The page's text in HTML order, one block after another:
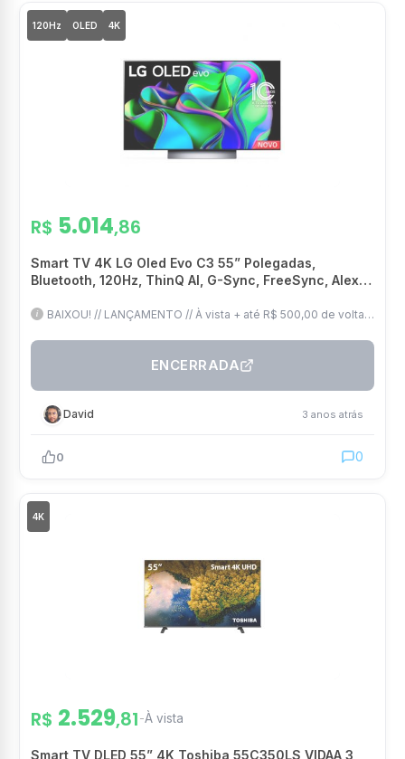
120Hz OLED 4K
R$ 5.014,86
Smart TV 4K LG Oled Evo C3 55” Polegadas,
Bluetooth, 120Hz, ThinQ AI, G-Sync, FreeSync, Alexa
BAIXOU! // LANÇAMENTO // À vista + até R$ 500,00 de volta //
ENCERRADA
David 3 anos atrás
0 0
4K
R$ 2.529,81 -À vista
Smart TV DLED 55” 4K Toshiba 55C350LS VIDAA 3